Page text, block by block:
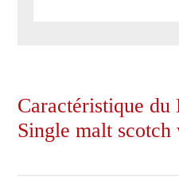
Caractéristique
Single malt scotch